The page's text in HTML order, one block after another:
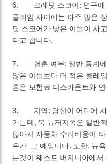
6. 크레딧 스코어: 연구에
클레임 사이에는 아주 많은
딧 스코어가 낮은 이들이 사
다고 합니다.
7. 결혼 여부: 일반 통계에
않은 이들보다 더 적은 클레
혼은 보험료 디스카운트와
8. 지역: 당신이 어디에 사
가는데, 북 뉴저지쪽은 일반
많아서 자동차 수리비용이
우가 그 예입니다. 또한, 뉴
는것이 웨스트 버지니아에